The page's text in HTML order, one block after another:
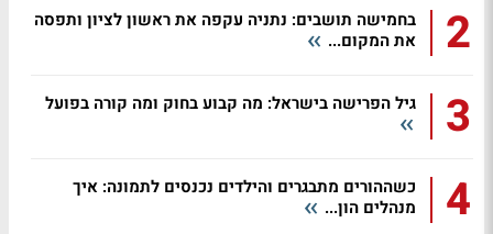
2
בחמישה תושבים: נתניה עקפה את ראשון לציון ותפסה
את המקום...
3 גיל הפרישה בישראל: מה קבוע בחוק ומה קורה בפועל
4
כשההורים מתבגרים והילדים נכנסים לתמונה: איך
מנהלים הון...